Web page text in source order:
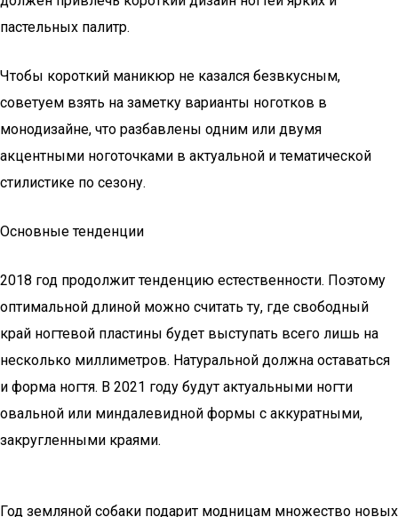
пастельных палитр.
Чтобы короткий маникюр не казался безвкусным,
советуем взять на заметку варианты ноготков в
монодизайне, что разбавлены одним или двумя
акцентными ноготочками в актуальной и тематической
стилистике по сезону.
Основные тенденции
2018 год продолжит тенденцию естественности. Поэтому
оптимальной длиной можно считать ту, где свободный
край ногтевой пластины будет выступать всего лишь на
несколько миллиметров. Натуральной должна оставаться
и форма ногтя. В 2021 году будут актуальными ногти
овальной или миндалевидной формы с аккуратными,
закругленными краями.
Год земляной собаки подарит модницам множество новых